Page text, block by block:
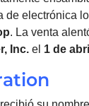
de electrónica
. La venta
Inc. el 1 de